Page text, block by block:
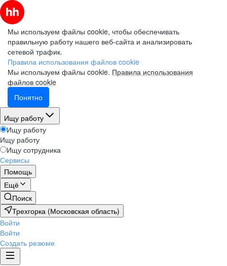
Мы используем файлы cookie, чтобы обеспечивать
правильную работу нашего веб-сайта и анализировать
сетевой трафик.
Правила использования файлов cookie
Мы используем файлы cookie. Правила использования
файлов cookie
Понятно
Ищу работу
Ищу работу
Ищу работу
Ищу сотрудника
Сервисы
Помощь
Ещё
Поиск
Трехгорка (Московская область)
Войти
Войти
Создать резюме